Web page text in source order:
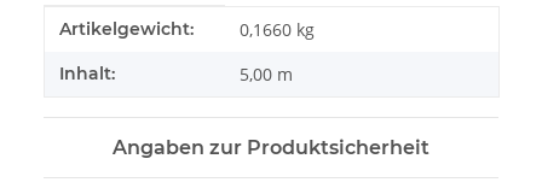
Produkteigenschaft
Wert
Artikelgewicht: 0,1660 kg
Inhalt: 5,00 m
Angaben zur Produktsicherheit